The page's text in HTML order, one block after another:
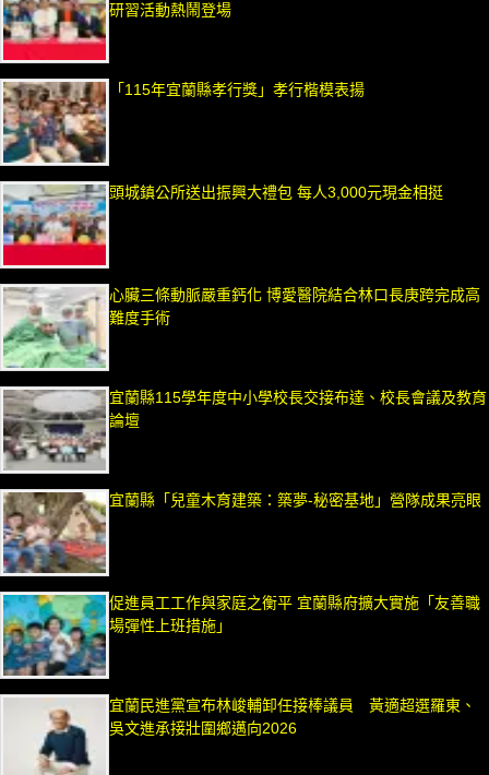
研習活動熱鬧登場
「115年宜蘭縣孝行獎」孝行楷模表揚
頭城鎮公所送出振興大禮包 每人3,000元現金相挺
心臟三條動脈嚴重鈣化 博愛醫院結合林口長庚跨完成高
難度手術
宜蘭縣115學年度中小學校長交接布達、校長會議及教育
論壇
宜蘭縣「兒童木育建築：築夢-秘密基地」營隊成果亮眼
促進員工工作與家庭之衡平 宜蘭縣府擴大實施「友善職
場彈性上班措施」
宜蘭民進黨宣布林峻輔卸任接棒議員 黃適超選羅東、
吳文進承接壯圍鄉邁向2026